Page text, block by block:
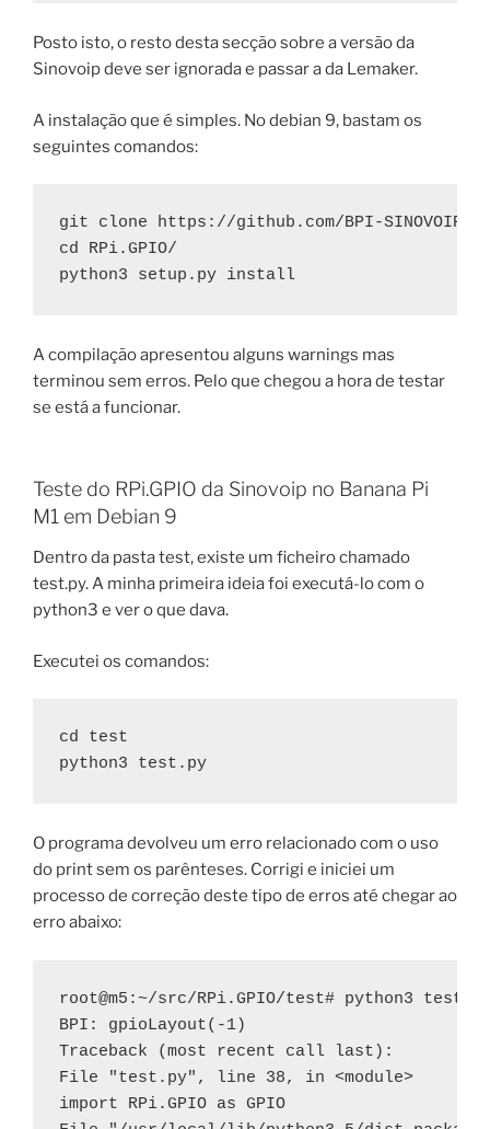
Posto isto, o resto desta secção sobre a versão da
Sinovoip deve ser ignorada e passar a da Lemaker.
A instalação que é simples. No debian 9, bastam os
seguintes comandos:
git clone https://github.com/BPI-SINOVOIP/
cd RPi.GPIO/
python3 setup.py install
A compilação apresentou alguns warnings mas
terminou sem erros. Pelo que chegou a hora de testar
se está a funcionar.
Teste do RPi.GPIO da Sinovoip no Banana Pi
M1 em Debian 9
Dentro da pasta test, existe um ficheiro chamado
test.py. A minha primeira ideia foi executá-lo com o
python3 e ver o que dava.
Executei os comandos:
cd test
python3 test.py
O programa devolveu um erro relacionado com o uso
do print sem os parênteses. Corrigi e iniciei um
processo de correção deste tipo de erros até chegar ao
erro abaixo:
root@m5:~/src/RPi.GPIO/test# python3
BPI: gpioLayout(-1)
Traceback (most recent call last):
File "test.py", line 38, in <module>
import RPi.GPIO as GPIO